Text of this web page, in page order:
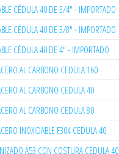
CÉDULA 40 DE 3/4" - IMPORTADO
CÉDULA 40 DE 3/8" - IMPORTADO
CÉDULA 40 DE 4" - IMPORTADO
AL CARBONO CEDULA 160
AL CARBONO CEDULA 40
AL CARBONO CEDULA 80
INOXIDABLE F304 CEDULA 40
A53 CON COSTURA CEDULA 40